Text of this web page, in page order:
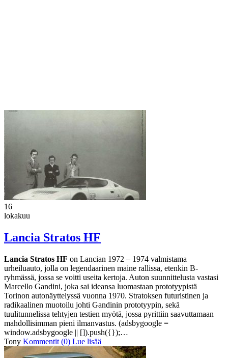
16
lokakuu
Lancia Stratos HF
Lancia Stratos HF on Lancian 1972 – 1974 valmistama
urheiluauto, jolla on legendaarinen maine rallissa, etenkin B-
ryhmässä, jossa se voitti useita kertoja. Auton suunnittelusta vastasi
Marcello Gandini, joka sai ideansa luomastaan prototyypistä
Torinon autonäyttelyssä vuonna 1970. Stratoksen futuristinen ja
radikaalinen muotoilu johti Gandinin prototyypin, sekä
tuulitunnelissa tehtyjen testien myötä, jossa pyrittiin saavuttamaan
mahdollisimman pieni ilmanvastus. (adsbygoogle =
window.adsbygoogle || []).push({});…
Tony Kommentit (0) Lue lisää